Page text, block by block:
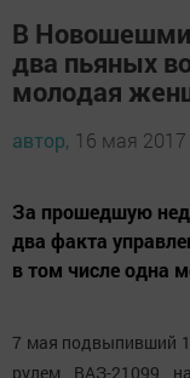
В
два пьяных
молодая
автор, 16 мая 2017
За прошедшую
два факта
в том числе одна
7 мая подвыпивший
рулем ВАЗ-21099